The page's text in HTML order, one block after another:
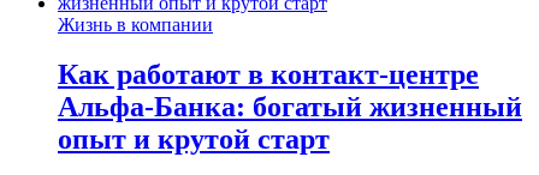
Жизнь в компании
Как работают в контакт-центре
Альфа-Банка: богатый жизненный
опыт и крутой старт